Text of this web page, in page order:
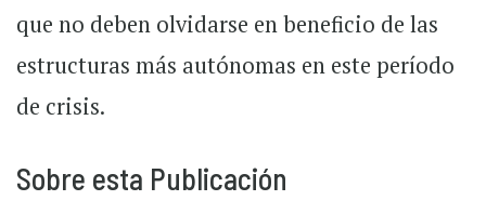
que no deben olvidarse en beneficio de las
estructuras más autónomas en este período
de crisis.
Sobre esta Publicación